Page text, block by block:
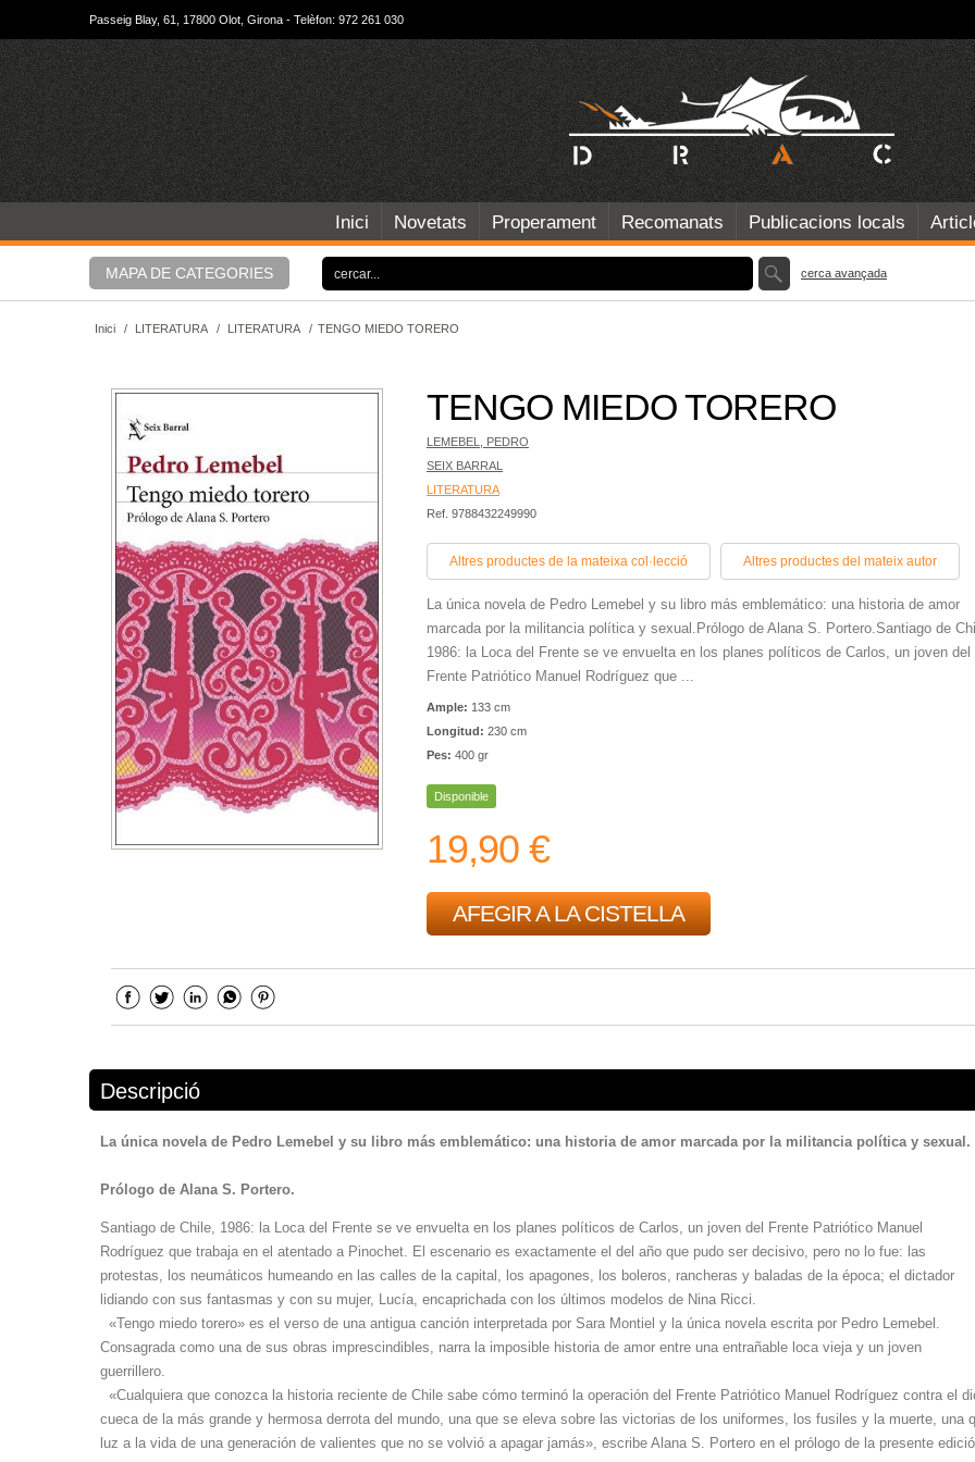
Passeig Blay, 61, 17800 Olot, Girona - Telèfon: 972 261 030
Inici Novetats Properament Recomanats Publicacions locals
MAPA DE CATEGORIES cerca avançada
Inici / LITERATURA / LITERATURA / TENGO MIEDO TORERO
TENGO MIEDO TORERO
LEMEBEL, PEDRO
SEIX BARRAL
LITERATURA
Ref. 9788432249990
Altres productes de la mateixa col·lecció Altres productes del mateix autor
La única novela de Pedro Lemebel y su libro más emblemático: una historia de amor
marcada por la militancia política y sexual.Prólogo de Alana S. Portero.Santiago de
1986: la Loca del Frente se ve envuelta en los planes políticos de Carlos, un joven del
Frente Patriótico Manuel Rodríguez que ...
Ample: 133 cm
Longitud: 230 cm
Pes: 400 gr
Disponible
19,90 €
AFEGIR A LA CISTELLA
Descripció
La única novela de Pedro Lemebel y su libro más emblemático: una historia de amor marcada por la militancia política y sexual.
Prólogo de Alana S. Portero.
Santiago de Chile, 1986: la Loca del Frente se ve envuelta en los planes políticos de Carlos, un joven del Frente Patriótico Manuel
Rodríguez que trabaja en el atentado a Pinochet. El escenario es exactamente el del año que pudo ser decisivo, pero no lo fue: las
protestas, los neumáticos humeando en las calles de la capital, los apagones, los boleros, rancheras y baladas de la época; el dictador
lidiando con sus fantasmas y con su mujer, Lucía, encaprichada con los últimos modelos de Nina Ricci.
«Tengo miedo torero» es el verso de una antigua canción interpretada por Sara Montiel y la única novela escrita por Pedro Lemebel.
Consagrada como una de sus obras imprescindibles, narra la imposible historia de amor entre una entrañable loca vieja y un joven
guerrillero.
«Cualquiera que conozca la historia reciente de Chile sabe cómo terminó la operación del Frente Patriótico Manuel Rodríguez contra el
cueca de la más grande y hermosa derrota del mundo, una que se eleva sobre las victorias de los uniformes, los fusiles y la muerte, una
luz a la vida de una generación de valientes que no se volvió a apagar jamás», escribe Alana S. Portero en el prólogo de la presente